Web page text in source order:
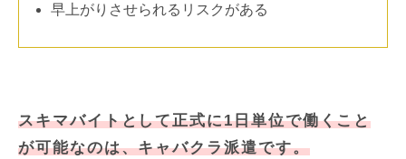
早上がりさせられるリスクがある
スキマバイトとして正式に1日単位で働くこと
が可能なのは、キャバクラ派遣です。